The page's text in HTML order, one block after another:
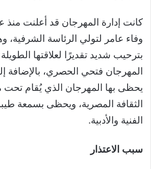
كانت إدارة المهرجان قد أعلنت منذ
وفاء عامر لتولي الرئاسة الشرفية،
بترحيب شديد تقديرًا لعلاقتها
المهرجان فتحي الحصري، بالإضافة
يحظى بها المهرجان الذي يُقام تحت
الثقافة المصرية، ويحظى بسمعة
الفنية والأدبية.
سبب الاعتذار